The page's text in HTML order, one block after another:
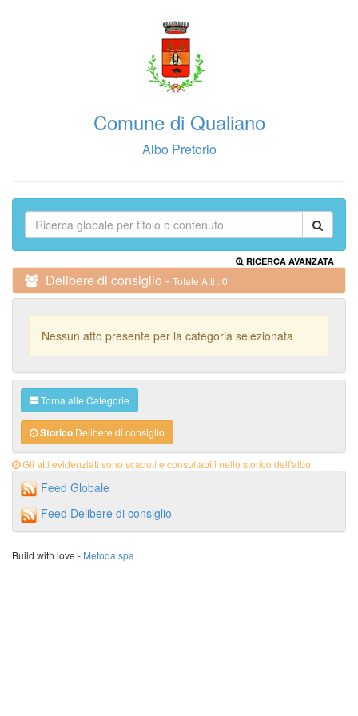
Comune di Qualiano
Albo Pretorio
RICERCA AVANZATA
Delibere di consiglio - Totale Atti : 0
Nessun atto presente per la categoria selezionata
Torna alle Categorie
Storico Delibere di consiglio
Gli atti evidenziati sono scaduti e consultabili nello storico dell'albo.
Feed Globale
Feed Delibere di consiglio
Build with love - Metoda spa